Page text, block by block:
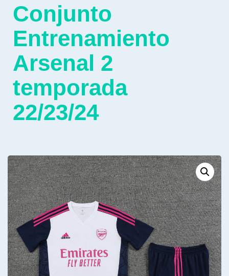
Conjunto
Entrenamiento
Arsenal 2
temporada
22/23/24